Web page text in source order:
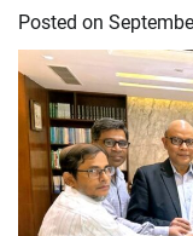
Posted on